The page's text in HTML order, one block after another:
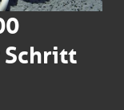
Schritt